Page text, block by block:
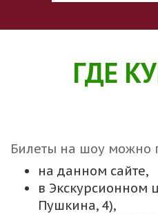
ГДЕ
Билеты на шоу можно
на данном сайте,
в Экскурсионном
Пушкина, 4),